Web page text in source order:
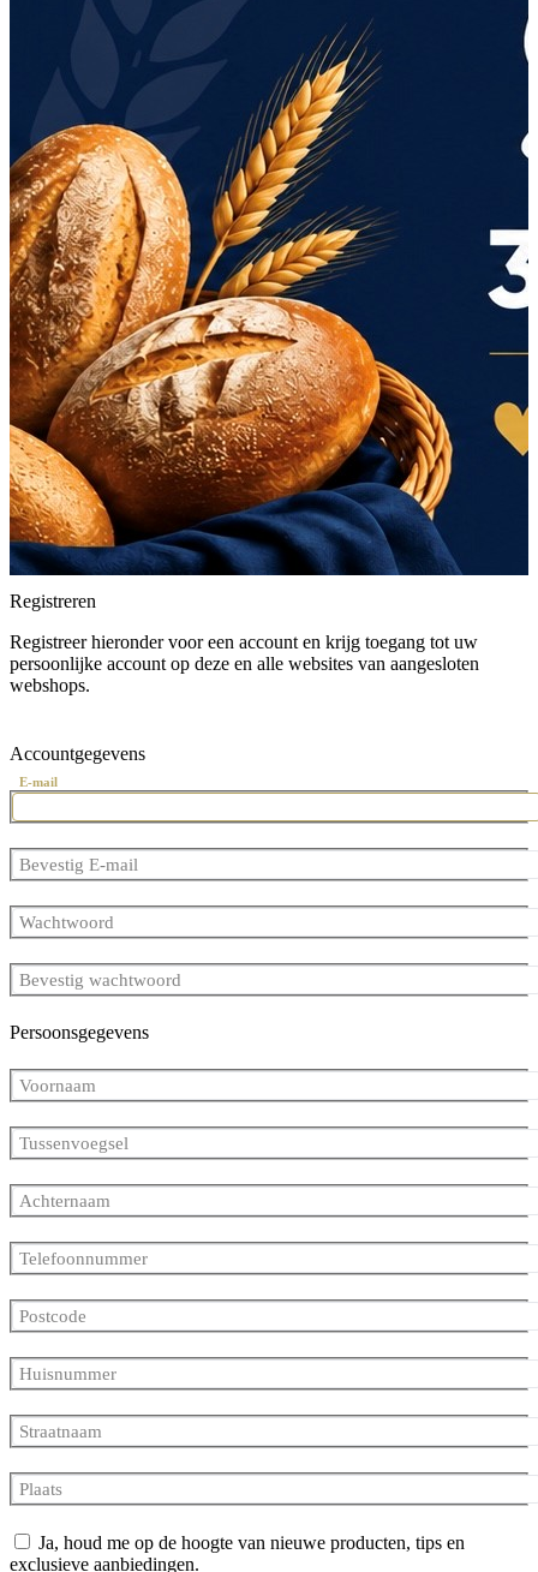
Registreren
Registreer hieronder voor een account en krijg toegang tot uw
persoonlijke account op deze en alle websites van aangesloten
webshops.
Accountgegevens
E-mail
Bevestig E-mail
Wachtwoord
Bevestig wachtwoord
Persoonsgegevens
Voornaam
Tussenvoegsel
Achternaam
Telefoonnummer
Postcode
Huisnummer
Straatnaam
Plaats
Ja, houd me op de hoogte van nieuwe producten, tips en
exclusieve aanbiedingen.